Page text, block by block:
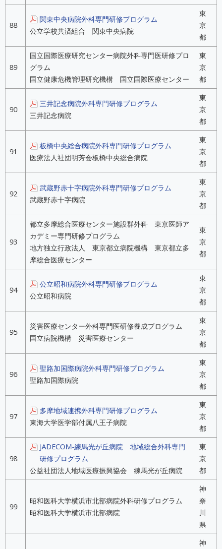
88
関東中央病院外科専門研修プログラム
公立学校共済組合 関東中央病院
東
京
都
89
国立国際医療研究センター病院外科専門医研修プロ
グラム
国立健康危機管理研究機構 国立国際医療センター
東
京
都
90
三井記念病院外科専門研修プログラム
三井記念病院
東
京
都
91
板橋中央総合病院外科専門研修プログラム
医療法人社団明芳会板橋中央総合病院
東
京
都
92
武蔵野赤十字病院外科専門研修プログラム
武蔵野赤十字病院
東
京
都
93
都立多摩総合医療センター施設群外科 東京医師ア
カデミー専門研修プログラム
地方独立行政法人 東京都立病院機構 東京都立多
摩総合医療センター
東
京
都
94
公立昭和病院外科専門研修プログラム
公立昭和病院
東
京
都
95
災害医療センター外科専門医研修養成プログラム
国立病院機構 災害医療センター
東
京
都
96
聖路加国際病院外科専門研修プログラム
聖路加国際病院
東
京
都
97
多摩地域連携外科専門研修プログラム
東海大学医学部付属八王子病院
東
京
都
98
JADECOM-練馬光が丘病院 地域総合外科専門
研修プログラム
公益社団法人地域医療振興協会 練馬光が丘病院
東
京
都
99
昭和医科大学横浜市北部病院外科研修プログラム
昭和医科大学横浜市北部病院
神
奈
川
県
神